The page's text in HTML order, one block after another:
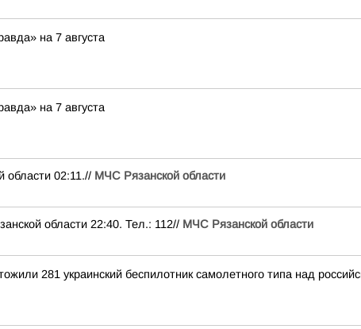
на 7 августа
на 7 августа
02:11.// МЧС Рязанской области
области 22:40. Тел.: 112// МЧС Рязанской области
281 украинский беспилотник самолетного типа над